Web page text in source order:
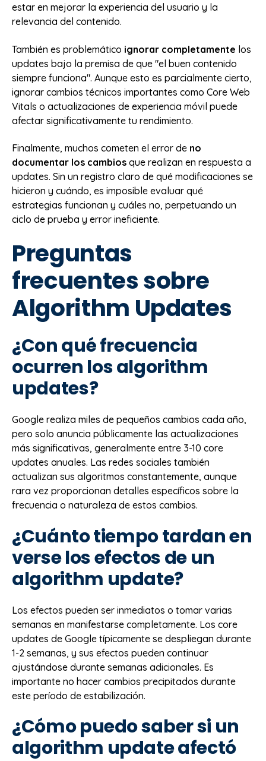
estar en mejorar la experiencia del usuario y la
relevancia del contenido.
También es problemático ignorar completamente los
updates bajo la premisa de que "el buen contenido
siempre funciona". Aunque esto es parcialmente cierto,
ignorar cambios técnicos importantes como Core Web
Vitals o actualizaciones de experiencia móvil puede
afectar significativamente tu rendimiento.
Finalmente, muchos cometen el error de no
documentar los cambios que realizan en respuesta a
updates. Sin un registro claro de qué modificaciones se
hicieron y cuándo, es imposible evaluar qué
estrategias funcionan y cuáles no, perpetuando un
ciclo de prueba y error ineficiente.
Preguntas
frecuentes sobre
Algorithm Updates
¿Con qué frecuencia
ocurren los algorithm
updates?
Google realiza miles de pequeños cambios cada año,
pero solo anuncia públicamente las actualizaciones
más significativas, generalmente entre 3-10 core
updates anuales. Las redes sociales también
actualizan sus algoritmos constantemente, aunque
rara vez proporcionan detalles específicos sobre la
frecuencia o naturaleza de estos cambios.
¿Cuánto tiempo tardan en
verse los efectos de un
algorithm update?
Los efectos pueden ser inmediatos o tomar varias
semanas en manifestarse completamente. Los core
updates de Google típicamente se despliegan durante
1-2 semanas, y sus efectos pueden continuar
ajustándose durante semanas adicionales. Es
importante no hacer cambios precipitados durante
este período de estabilización.
¿Cómo puedo saber si un
algorithm update afectó